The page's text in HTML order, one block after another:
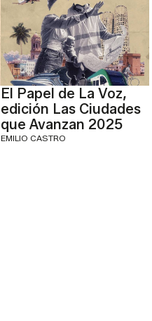
El Papel de La Voz,
edición Las Ciudades
que Avanzan 2025
EMILIO CASTRO